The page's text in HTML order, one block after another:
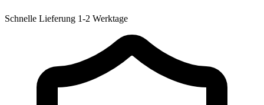
Schnelle Lieferung 1-2 Werktage